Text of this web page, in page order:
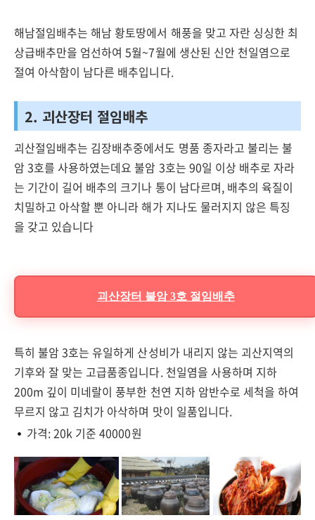
해남절임배추는 해남 황토땅에서 해풍을 맞고 자란 싱싱한 최
상급배추만을 엄선하여 5월~7월에 생산된 신안 천일염으로
절여 아삭함이 남다른 배추입니다.
2. 괴산장터 절임배추
괴산절임배추는 김장배추중에서도 명품 종자라고 불리는 불
암 3호를 사용하였는데요 불암 3호는 90일 이상 배추로 자라
는 기간이 길어 배추의 크기나 통이 남다르며, 배추의 육질이
치밀하고 아삭할 뿐 아니라 해가 지나도 물러지지 않은 특징
을 갖고 있습니다
괴산장터 불암 3호 절임배추
특히 불암 3호는 유일하게 산성비가 내리지 않는 괴산지역의
기후와 잘 맞는 고급품종입니다. 천일염을 사용하며 지하
200m 깊이 미네랄이 풍부한 천연 지하 암반수로 세척을 하여
무르지 않고 김치가 아삭하며 맛이 일품입니다.
가격: 20k 기준 40000원